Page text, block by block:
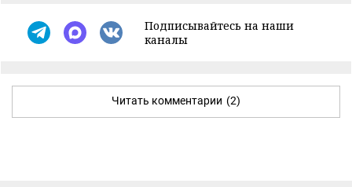
Подписывайтесь на наши
каналы
Читать комментарии (2)